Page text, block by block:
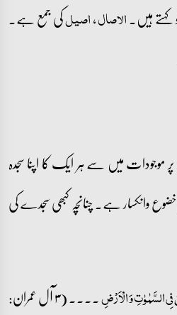
ہیں۔الاصال،اصیلکی جمع ہے۔
موجودات میں سے ہر ایک کا اپنا سجدہ
وانکسار ہے۔ چنانچہ کبھی سجدے کی
السَّمٰوٰتِ وَ الۡاَرۡضِ
۔۔۔۔ (۳ آل عمران: